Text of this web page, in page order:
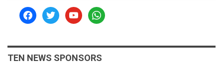
facebooktwitteryoutubewhatsapp
TEN NEWS SPONSORS